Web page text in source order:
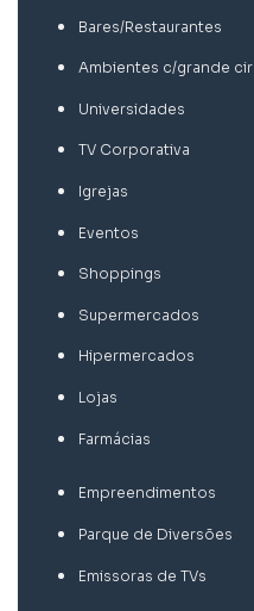
Bares/Restaurantes
Ambientes c/grande
Universidades
TV Corporativa
Igrejas
Eventos
Shoppings
Supermercados
Hipermercados
Lojas
Farmácias
Empreendimentos
Parque de Diversões
Emissoras de TVs